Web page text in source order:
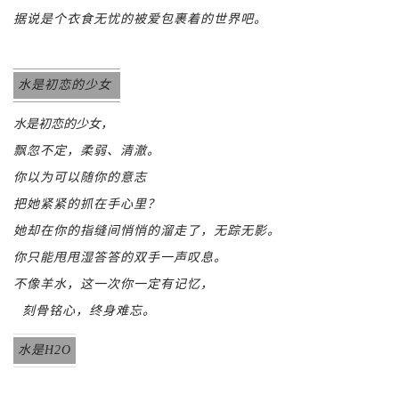
据说是个衣食无忧的被爱包裹着的世界吧。
水是初恋的少女
水是初恋的少女，
飘忽不定，柔弱、清澈。
你以为可以随你的意志
把她紧紧的抓在手心里？
她却在你的指缝间悄悄的溜走了，无踪无影。
你只能甩甩湿答答的双手一声叹息。
不像羊水，这一次你一定有记忆，
刻骨铭心，终身难忘。
水是H2O